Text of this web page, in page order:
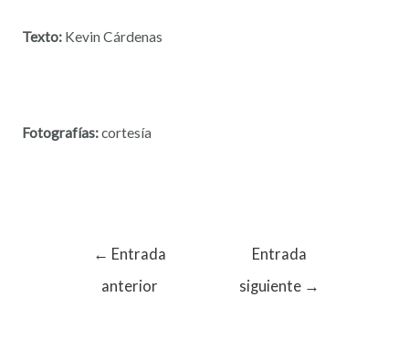
Texto: Kevin Cárdenas
Fotografías:cortesía
← Entrada
anterior
Entrada
siguiente →